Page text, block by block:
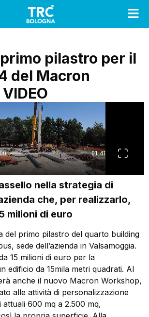
pilastro per il
del Macron
nella strategia di
che, per realizzarlo,
milioni di euro
del primo pilastro del quarto building
sede dell’azienda in Valsamoggia.
15 milioni di euro per la
edificio da 15mila metri quadrati. Al
anche il nuovo Macron Workshop,
alle attività di personalizzazione
attuali 600 mq a 2.500 mq,